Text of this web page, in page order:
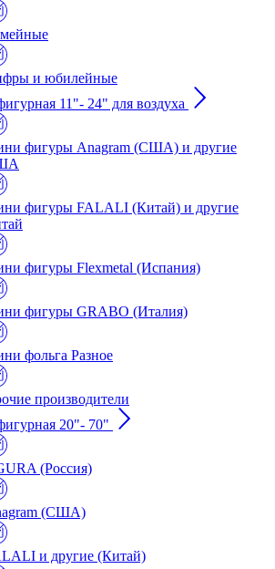
и юбилейные
11"- 24" для воздуха
фигуры Anagram (США) и другие
фигуры FALALI (Китай) и другие
фигуры Flexmetal (Испания)
фигуры GRABO (Италия)
фольга Разное
производители
20"- 70"
(Россия)
(США)
и другие (Китай)